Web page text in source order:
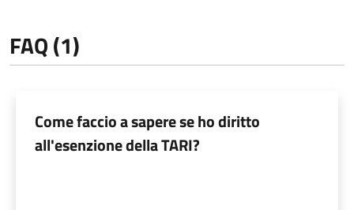
FAQ (1)
Come faccio a sapere se ho diritto
all'esenzione della TARI?